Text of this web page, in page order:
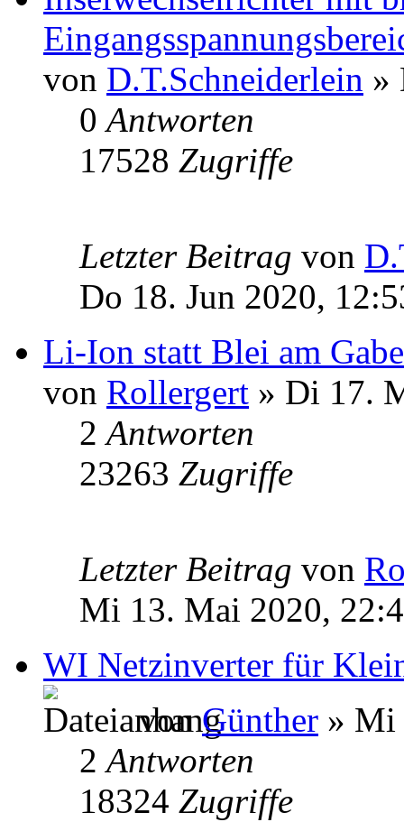
von D.T.Schneiderlein »
0Antworten
17528 Zugriffe
Letzter Beitrag von
Do 18. Jun 2020,
Li-Ion statt Blei am
von Rollergert » Di 17.
2Antworten
23263 Zugriffe
Letzter Beitrag von
Mi 13. Mai 2020,
WI Netzinverter für
vonGünther » Mi
2Antworten
18324 Zugriffe